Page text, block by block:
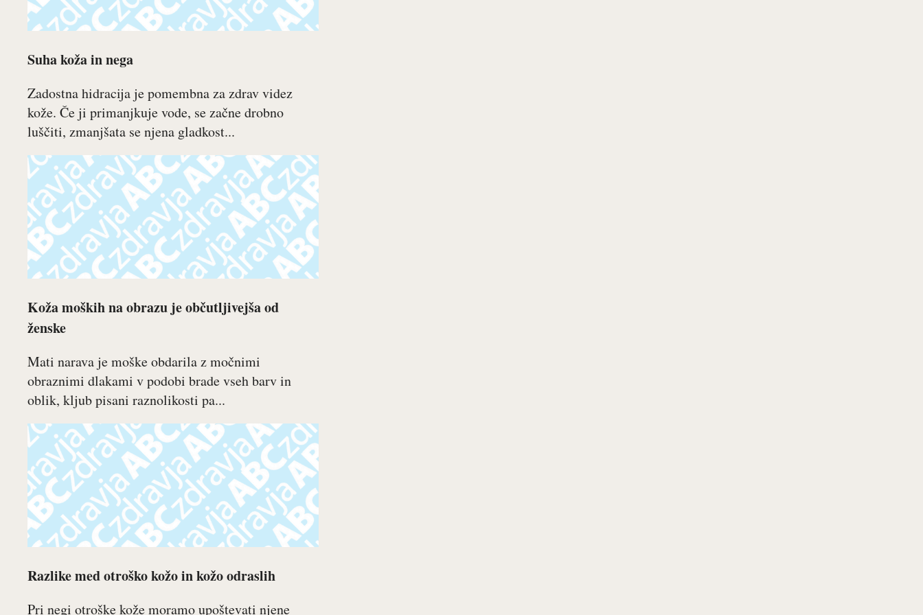
Suha koža in nega
Zadostna hidracija je pomembna za zdrav videz
kože. Če ji primanjkuje vode, se začne drobno
luščiti, zmanjšata se njena gladkost...
Koža moških na obrazu je občutljivejša od
ženske
Mati narava je moške obdarila z močnimi
obraznimi dlakami v podobi brade vseh barv in
oblik, kljub pisani raznolikosti pa...
Razlike med otroško kožo in kožo odraslih
Pri negi otroške kože moramo upoštevati njene